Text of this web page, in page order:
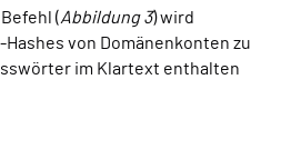
Befehl (Abbildung 3) wird
von Domänenkonten zu
im Klartext enthalten